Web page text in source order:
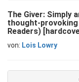
The Giver: Simply
thought-
Readers)
von: Lois Lowry